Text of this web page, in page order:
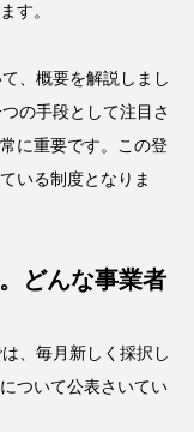
す。
、概要を解説しまし
の手段として注目さ
に重要です。この登
いる制度となりま
どんな事業者
、毎月新しく採択し
ついて公表さいてい